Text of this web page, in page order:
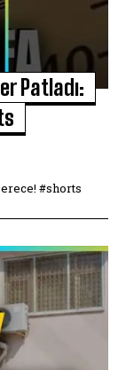
Patladı:
#shorts